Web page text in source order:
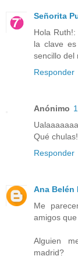
Señorita
Hola
la clave
sencillo del
Responder
Anónimo
Qué chulas!
Responder
Ana Belén
Me
amigos
Alguien
madrid?